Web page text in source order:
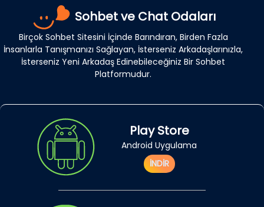
Sohbet ve Chat Odaları
Birçok Sohbet Sitesini İçinde Barındıran, Birden Fazla
İnsanlarla Tanışmanızı Sağlayan, İsterseniz Arkadaşlarınızla,
İsterseniz Yeni Arkadaş Edinebileceğiniz Bir Sohbet
Platformudur.
Play Store
Android Uygulama
İNDİR